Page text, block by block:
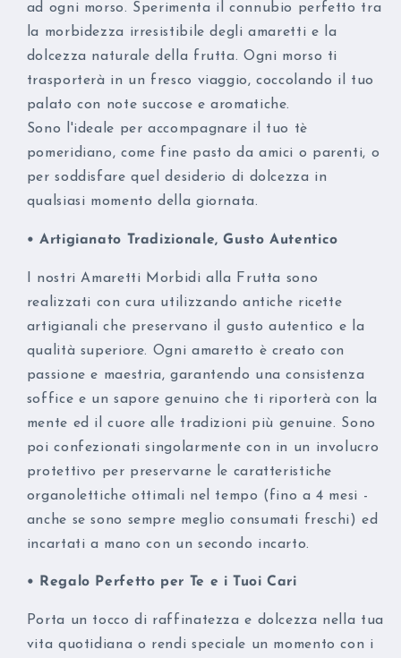
ad ogni morso. Sperimenta il connubio perfetto tra
la morbidezza irresistibile degli amaretti e la
dolcezza naturale della frutta. Ogni morso ti
trasporterà in un fresco viaggio, coccolando il tuo
palato con note succose e aromatiche.
Sono l'ideale per accompagnare il tuo tè
pomeridiano, come fine pasto da amici o parenti, o
per soddisfare quel desiderio di dolcezza in
qualsiasi momento della giornata.
• Artigianato Tradizionale, Gusto Autentico
I nostri Amaretti Morbidi alla Frutta sono
realizzati con cura utilizzando antiche ricette
artigianali che preservano il gusto autentico e la
qualità superiore. Ogni amaretto è creato con
passione e maestria, garantendo una consistenza
soffice e un sapore genuino che ti riporterà con la
mente ed il cuore alle tradizioni più genuine. Sono
poi confezionati singolarmente con in un involucro
protettivo per preservarne le caratteristiche
organolettiche ottimali nel tempo (fino a 4 mesi -
anche se sono sempre meglio consumati freschi) ed
incartati a mano con un secondo incarto.
• Regalo Perfetto per Te e i Tuoi Cari
Porta un tocco di raffinatezza e dolcezza nella tua
vita quotidiana o rendi speciale un momento con i